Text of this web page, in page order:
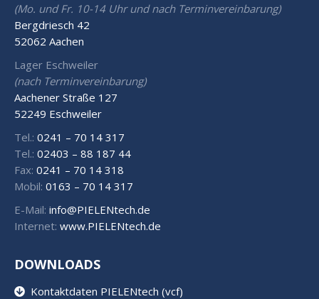
(Mo. und Fr. 10-14 Uhr und nach Terminvereinbarung)
Bergdriesch 42
52062 Aachen
Lager Eschweiler
(nach Terminvereinbarung)
Aachener Straße 127
52249 Eschweiler
Tel.: 0241 – 70 14 317
Tel.: 02403 – 88 187 44
Fax: 0241 – 70 14 318
Mobil: 0163 – 70 14 317
E-Mail: info@PIELENtech.de
Internet: www.PIELENtech.de
DOWNLOADS
Kontaktdaten PIELENtech (vcf)